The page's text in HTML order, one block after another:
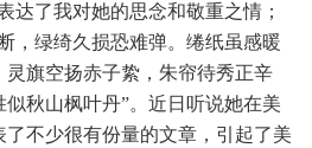
达了我对她的思念和敬重之情；
，绿绮久损恐难弹。绻纸虽感暖
旗空扬赤子絷，朱帘待秀正辛
秋山枫叶丹”。近日听说她在美
不少很有份量的文章，引起了美